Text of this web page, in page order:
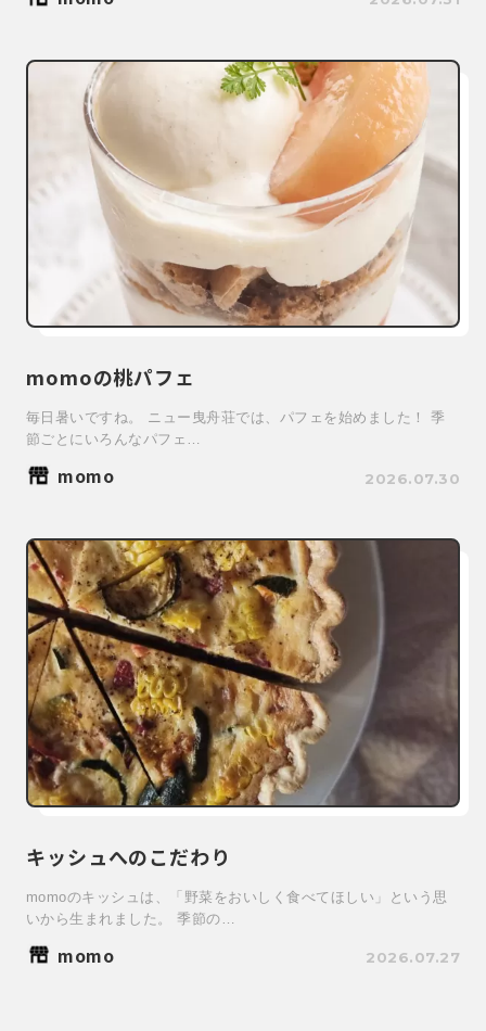
momoの桃パフェ
毎日暑いですね。 ニュー曳舟荘では、パフェを始めました！ 季
節ごとにいろんなパフェ…
momo 2026.07.30
キッシュへのこだわり
momoのキッシュは、「野菜をおいしく食べてほしい」という思
いから生まれました。 季節の…
momo 2026.07.27